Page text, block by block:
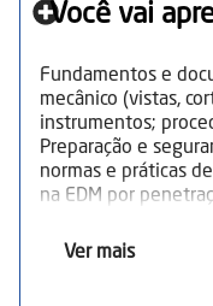
Você vai
Fundamentos e
mecânico (vistas,
instrumentos;
Preparação e
normas e práticas
na EDM por
dielétrico, material
Ver mais